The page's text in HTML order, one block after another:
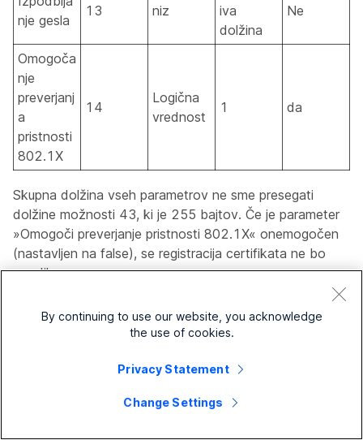
nje gesla
13 niz
iva
dolžina
Ne
Omogoča
nje
preverjanj
a
pristnosti
802.1X
14
Logična
vrednost
1 da
Skupna dolžina vseh parametrov ne sme presegati
dolžine možnosti 43, ki je 255 bajtov. Če je parameter
»Omogoči preverjanje pristnosti 802.1X« onemogočen
(nastavljen na false), se registracija certifikata ne bo
zgodila.
V spodnji tabeli je primer konfiguracije možnosti DHCP
43, ki podrobno opisuje podmožnosti od 11 do 14.
šestnajstišk
Dolžina
vrednosti
(bajt),
Vrednost
By continuing to use our website, you acknowledge
the use of cookies.
Privacy Statement
Change Settings